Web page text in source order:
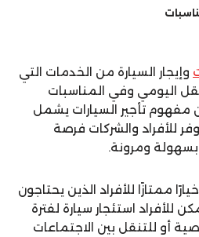
وإيجار السيارة من الخدمات التي
اليومي وفي المناسبات
+201121759361. إن مفهوم تأجير السيارات يشمل
للأفراد والشركات فرصة
ومرونة.
ممتازًا للأفراد الذين يحتاجون
استئجار سيارة لفترة
أو للتنقل بين الاجتماعات